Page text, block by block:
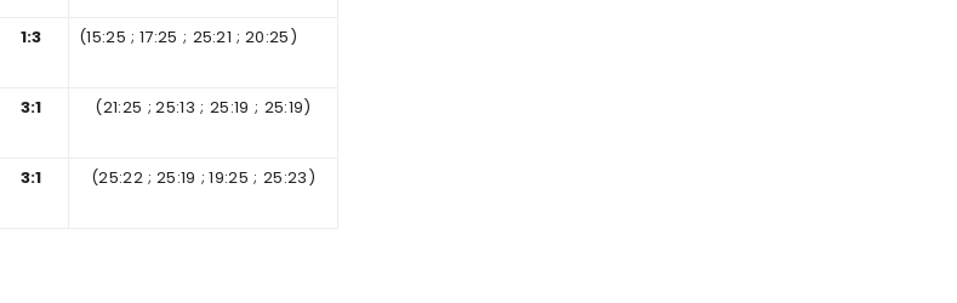
1:3 (15:25 ; 17:25 ; 25:21 ; 20:25)
3:1 (21:25 ; 25:13 ; 25:19 ; 25:19)
3:1 (25:22 ; 25:19 ; 19:25 ; 25:23)